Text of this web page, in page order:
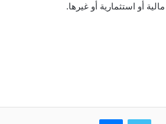
أو استثمارية أو غيرها.
تويتر ماسنجر